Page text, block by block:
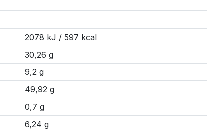
2078 kJ / 597 kcal
30,26 g
9,2 g
49,92 g
0,7 g
6,24 g